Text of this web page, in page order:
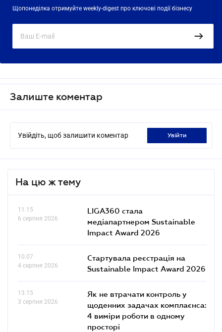
Щопонеділка отримуйте weekly-digest про ключові події бізнесу
Залиште коментар
Увійдіть, щоб залишити коментар увійти
На цю ж тему
11.15
6 серпня 2026
LIGA360 стала
медіапартнером Sustainable
Impact Award 2026
10.07
4 серпня 2026
Стартувала реєстрація на
Sustainable Impact Award 2026
13.15
3 серпня 2026
Як не втрачати контроль у
щоденних задачах комплаєнса:
4 виміри роботи в одному
просторі